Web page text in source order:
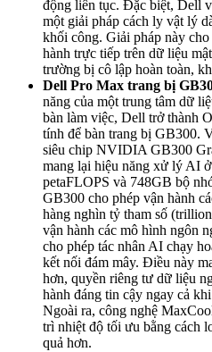
động liên tục. Đặc biệt, Dell
một giải pháp cách ly vật lý
khối công. Giải pháp này
hành trực tiếp trên dữ liệu
trường bị cô lập hoàn toàn,
Dell Pro Max trang bị
năng của một trung tâm dữ
bàn làm việc, Dell trở thành
tính để bàn trang bị GB300.
siêu chip NVIDIA GB300
mang lại hiệu năng xử lý AI
petaFLOPS và 748GB bộ
GB300 cho phép vận hành
hàng nghìn tỷ tham số
vận hành các mô hình ngôn
cho phép tác nhân AI chạy
kết nối đám mây. Điều này
hơn, quyền riêng tư dữ liệu
hành đáng tin cậy ngay cả
Ngoài ra, công nghệ
trì nhiệt độ tối ưu bằng cách
quả hơn.